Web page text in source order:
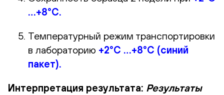
…+8°С.
Температурный режим транспортировки
в лабораторию +2°С …+8°С (синий
пакет).
Интерпретация результата: Результаты